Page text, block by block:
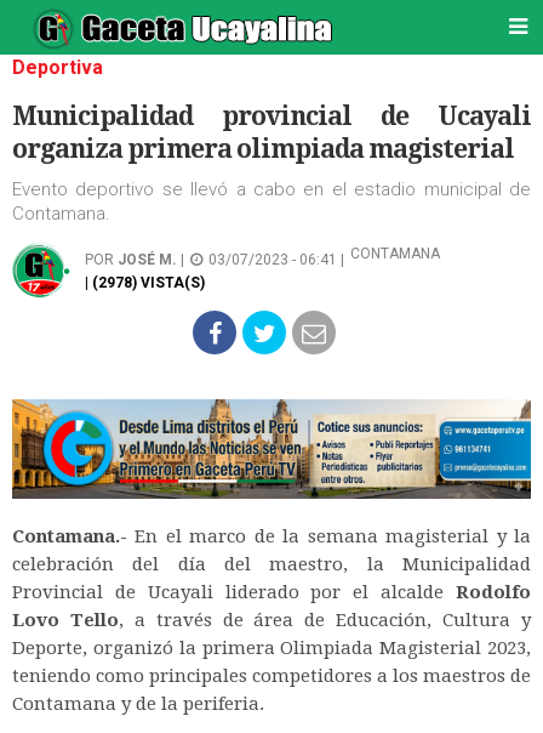
Deportiva
Municipalidad provincial de Ucayali
organiza primera olimpiada magisterial
Evento deportivo se llevó a cabo en el estadio municipal de
Contamana.
POR JOSÉ M. 03/07/2023 - 06:41 |
CONTAMANA
| (2978) VISTA(S)
Contamana.- En el marco de la semana magisterial y la
celebración del día del maestro, la Municipalidad
Provincial de Ucayali liderado por el alcalde Rodolfo
Lovo Tello, a través de área de Educación, Cultura y
Deporte, organizó la primera Olimpiada Magisterial 2023,
teniendo como principales competidores a los maestros de
Contamana y de la periferia.